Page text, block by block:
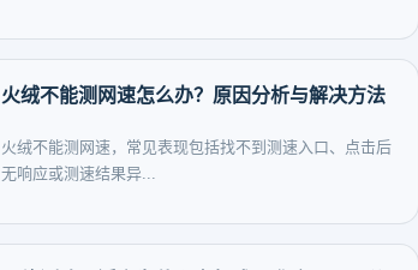
火绒不能测网速怎么办？原因分析与解决方法
火绒不能测网速，常见表现包括找不到测速入口、点击后
无响应或测速结果异...